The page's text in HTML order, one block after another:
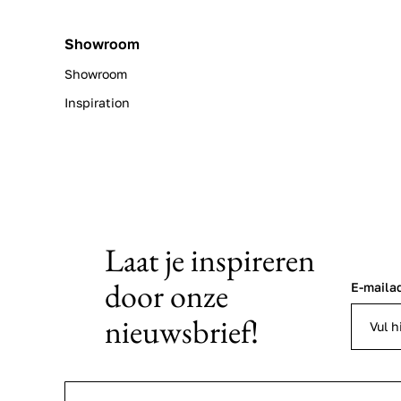
Showroom
Showroom
Inspiration
Laat je inspireren
door onze
nieuwsbrief!
E-